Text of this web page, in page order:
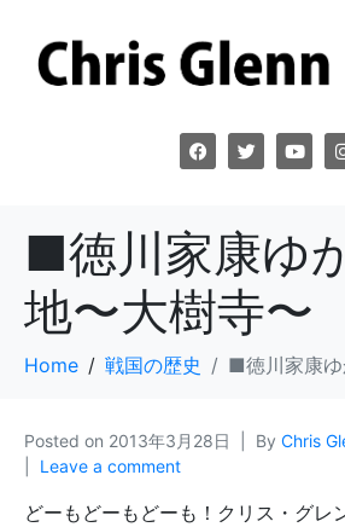
■徳川家康ゆ
地〜大樹寺〜
Home 戦国の歴史 ■徳川家康ゆ
Posted on 2013年3月28日 By Chris
Leave a comment
どーもどーもどーも！クリス・グレ